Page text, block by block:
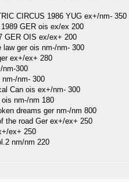
CIRCUS 1986 YUG ex+/nm- 350
GER ois ex/ex 200
GER OIS ex/ex+ 200
ger ois nm-/nm- 300
ex+/ex+ 280
nm-300
nm- 300
Can ois ex+/nm- 300
nm-/nm 180
dreams ger nm-/nm 800
the road Ger ex+/ex+ 250
ex+ 250
nm/nm 220